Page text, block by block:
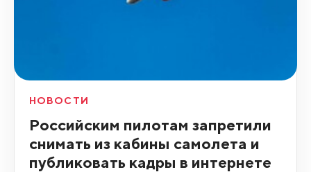
НОВОСТИ
Российским пилотам запретили
снимать из кабины самолета и
публиковать кадры в интернете